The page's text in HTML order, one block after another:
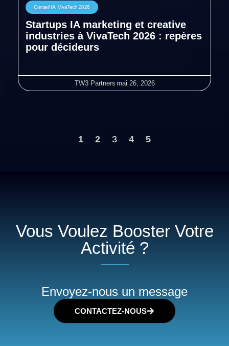
Conseil IA, VivaTech 2026
Startups IA marketing et creative
industries à VivaTech 2026 : repères
pour décideurs
TW3 Partners mai 26, 2026
1 2 3 4 5
Vous Voulez Booster Votre
Activité ?
Envoyez-nous un message
CONTACTEZ-NOUS